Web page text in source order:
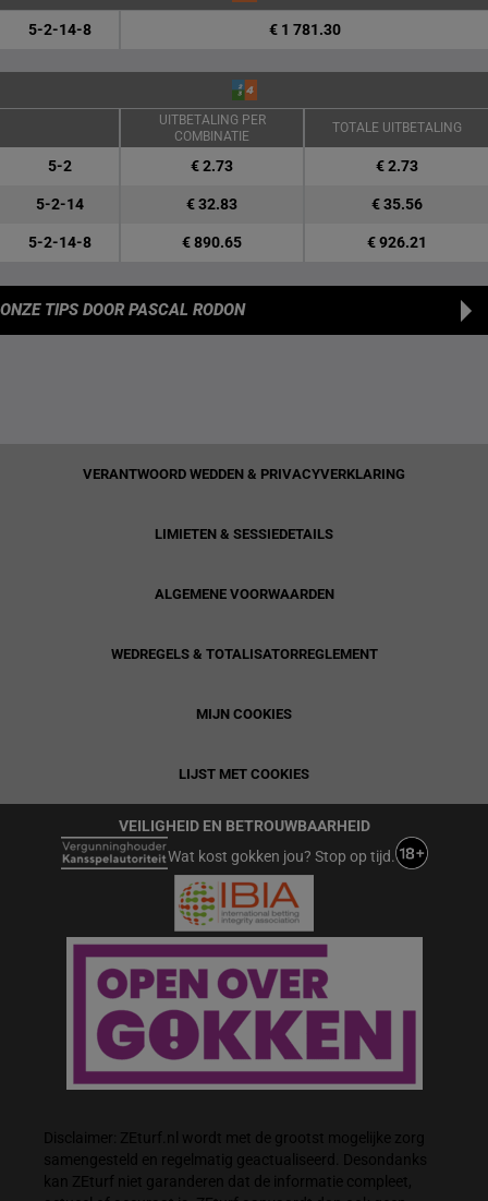
5-2-14-8 € 1 781.30
UITBETALING PER
COMBINATIE
TOTALE UITBETALING
5-2 € 2.73 € 2.73
5-2-14 € 32.83 € 35.56
5-2-14-8 € 890.65 € 926.21
ONZE TIPS DOOR PASCAL RODON
VERANTWOORD WEDDEN & PRIVACYVERKLARING
LIMIETEN & SESSIEDETAILS
ALGEMENE VOORWAARDEN
WEDREGELS & TOTALISATORREGLEMENT
MIJN COOKIES
LIJST MET COOKIES
VEILIGHEID EN BETROUWBAARHEID
Wat kost gokken jou? Stop op tijd.
Disclaimer: ZEturf.nl wordt met de grootst mogelijke zorg
samengesteld en regelmatig geactualiseerd. Desondanks
kan ZEturf niet garanderen dat de informatie compleet,